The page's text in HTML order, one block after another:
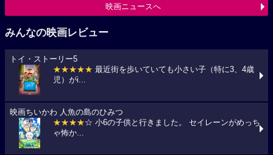
映画ニュースへ
みんなの映画レビュー
トイ・ストーリー5
★★★★★ 最近街を歩いていても小さい子（特に3、4歳
児）がi...
映画ちいかわ 人魚の島のひみつ
★★★★☆ 小6の子供と行きました。 セイレーンがめっち
ゃ怖か...